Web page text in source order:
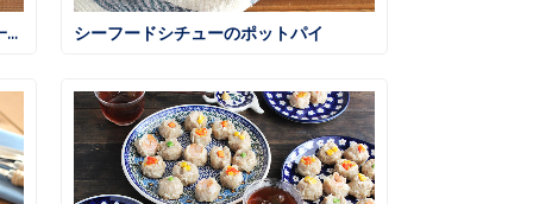
本格スパイシーカレー ～夏野菜と一緒に～ シーフードシチューのポットパイ